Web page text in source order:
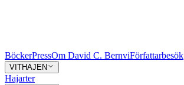
BöckerPressOm David C. BernviFörfattarbesök
VITHAJEN
Hajarter